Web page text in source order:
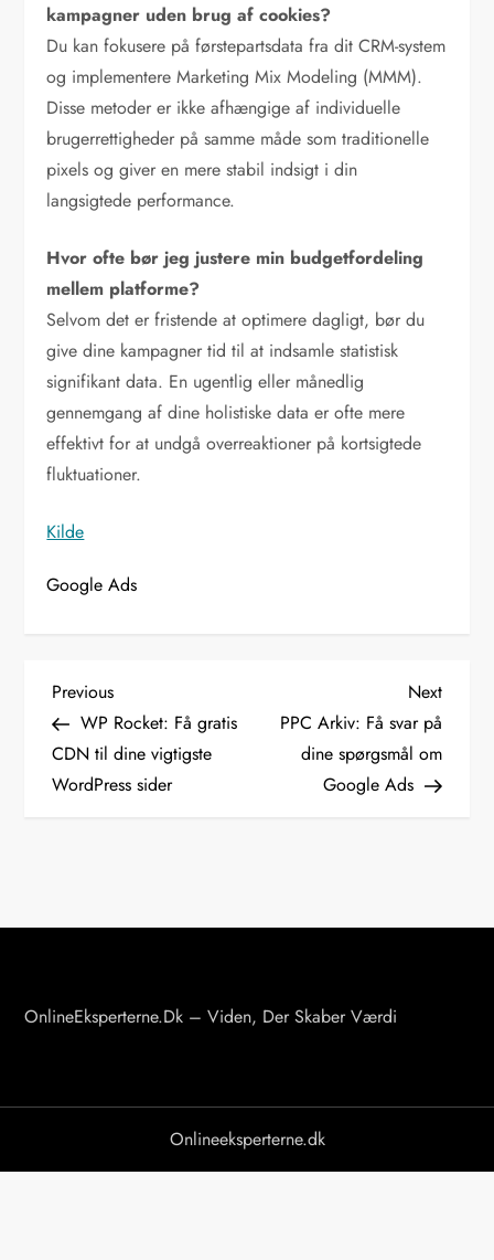
kampagner uden brug af cookies?
Du kan fokusere på førstepartsdata fra dit CRM-system
og implementere Marketing Mix Modeling (MMM).
Disse metoder er ikke afhængige af individuelle
brugerrettigheder på samme måde som traditionelle
pixels og giver en mere stabil indsigt i din
langsigtede performance.
Hvor ofte bør jeg justere min budgetfordeling
mellem platforme?
Selvom det er fristende at optimere dagligt, bør du
give dine kampagner tid til at indsamle statistisk
signifikant data. En ugentlig eller månedlig
gennemgang af dine holistiske data er ofte mere
effektivt for at undgå overreaktioner på kortsigtede
fluktuationer.
Kilde
Google Ads
I
n
d
g
i
Previous
Post
Previous
WP Rocket: Få gratis
CDN til dine vigtigste
WordPress sider
Next
Post
Next
PPC Arkiv: Få svar på
dine spørgsmål om
Google Ads
OnlineEksperterne.dk – Viden, Der Skaber Værdi
Onlineeksperterne.dk